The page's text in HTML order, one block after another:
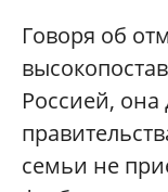
Говоря об
Россией,
семьи не